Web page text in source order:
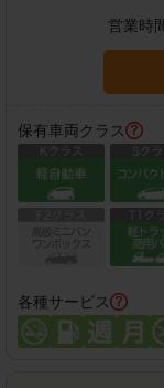
営業時
保有車両クラス
各種サービス